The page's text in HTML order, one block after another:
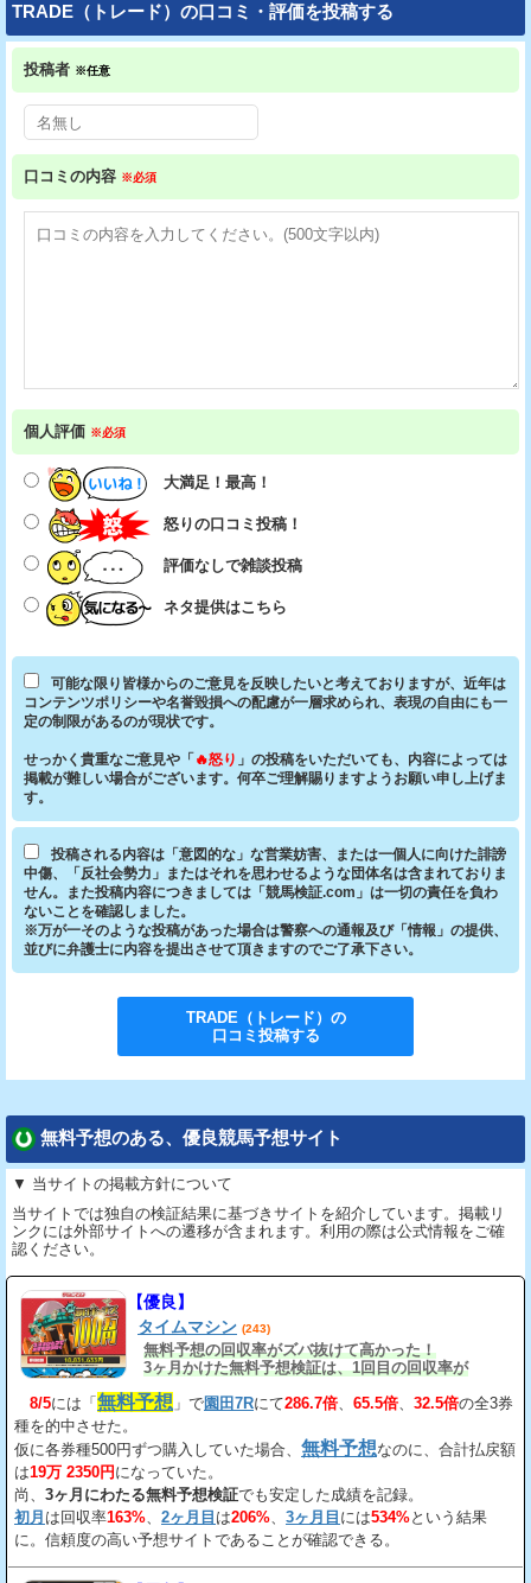
TRADE（トレード）の口コミ・評価を投稿する
投稿者 ※任意
口コミの内容 ※必須
個人評価 ※必須
大満足！最高！
怒りの口コミ投稿！
評価なしで雑談投稿
ネタ提供はこちら
可能な限り皆様からのご意見を反映したいと考えておりますが、近年は
コンテンツポリシーや名誉毀損への配慮が一層求められ、表現の自由にも一
定の制限があるのが現状です。
せっかく貴重なご意見や「 🔥怒り 」の投稿をいただいても、内容によっては
掲載が難しい場合がございます。何卒ご理解賜りますようお願い申し上げま
す。
投稿される内容は「意図的な」な営業妨害、または一個人に向けた誹謗
中傷、「反社会勢力」またはそれを思わせるような団体名は含まれておりま
せん。また投稿内容につきましては「競馬検証.com」は一切の責任を負わ
ないことを確認しました。
※万が一そのような投稿があった場合は警察への通報及び「情報」の提供、
並びに弁護士に内容を提出させて頂きますのでご了承下さい。
TRADE（トレード） の
口コミ投稿する
無料予想のある、優良競馬予想サイト
▼ 当サイトの掲載方針について
当サイトでは独自の検証結果に基づきサイトを紹介しています。掲載リ
ンクには外部サイトへの遷移が含まれます。利用の際は公式情報をご確
認ください。
【優良】
タイムマシン (243)
無料予想の回収率がズバ抜けて高かった！
3ヶ月かけた無料予想検証は、1回目の回収率が
8/5には「 無料予想 」で園田7Rにて286.7倍、 65.5倍、 32.5倍の全3券
種を的中させた。
仮に各券種500円ずつ購入していた場合、 無料予想なのに、合計払戻額
は19万 2350円 になっていた。
尚、 3ヶ月にわたる無料予想検証でも安定した成績を記録。
初月 は回収率163%、 2ヶ月目 は206%、 3ヶ月目 には534%という結果
に。信頼度の高い予想サイトであることが確認できる。